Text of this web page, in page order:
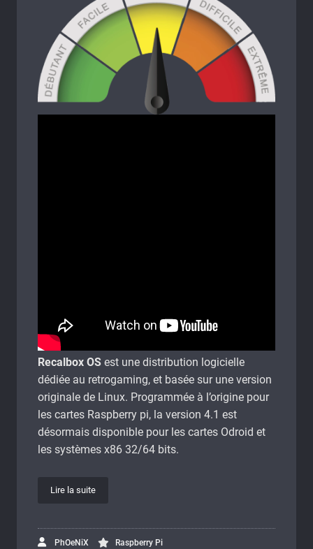
Recalbox OS est une distribution logicielle
dédiée au retrogaming, et basée sur une version
originale de Linux. Programmée à l’origine pour
les cartes Raspberry pi, la version 4.1 est
désormais disponible pour les cartes Odroid et
les systèmes x86 32/64 bits.
Lire la suite
PhOeNiX Raspberry Pi